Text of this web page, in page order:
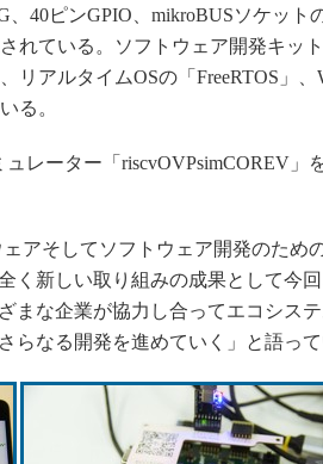
40ピンGPIO、mikroBUSソケット
れている。ソフトウェア開発キッ
アルタイムOSの「FreeRTOS」、
る。
レーター「riscvOVPsimCOREV」
アそしてソフトウェア開発のため
く新しい取り組みの成果として今
まな企業が協力し合ってエコシス
らなる開発を進めていく」と語って